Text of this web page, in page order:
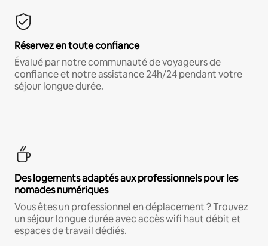
Réservez en toute confiance
Évalué par notre communauté de voyageurs de
confiance et notre assistance 24h/24 pendant votre
séjour longue durée.
Des logements adaptés aux professionnels pour les
nomades numériques
Vous êtes un professionnel en déplacement ? Trouvez
un séjour longue durée avec accès wifi haut débit et
espaces de travail dédiés.